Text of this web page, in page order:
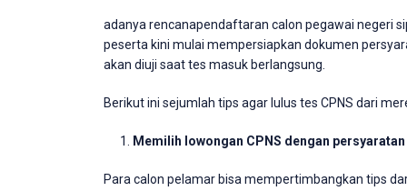
adanya rencanapendaftaran calon pegawai negeri
peserta kini mulai mempersiapkan dokumen
akan diuji saat tes masuk berlangsung.
Berikut ini sejumlah tips agar lulus tes CPNS dari
Memilih lowongan CPNS dengan
Para calon pelamar bisa mempertimbangkan tips